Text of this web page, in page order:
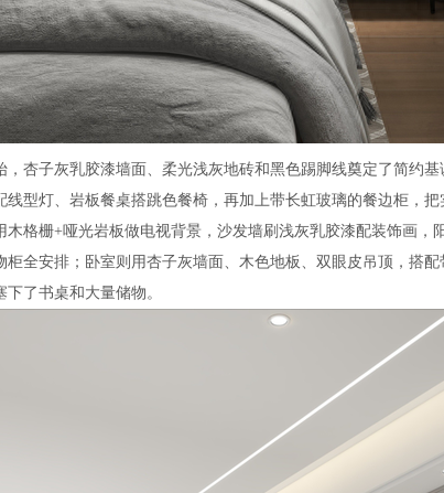
，杏子灰乳胶漆墙面、柔光浅灰地砖和黑色踢脚线奠定了简约
线型灯、岩板餐桌搭跳色餐椅，再加上带长虹玻璃的餐边柜，
木格栅+哑光岩板做电视背景，沙发墙刷浅灰乳胶漆配装饰画，
柜全安排；卧室则用杏子灰墙面、木色地板、双眼皮吊顶，搭
了书桌和大量储物。